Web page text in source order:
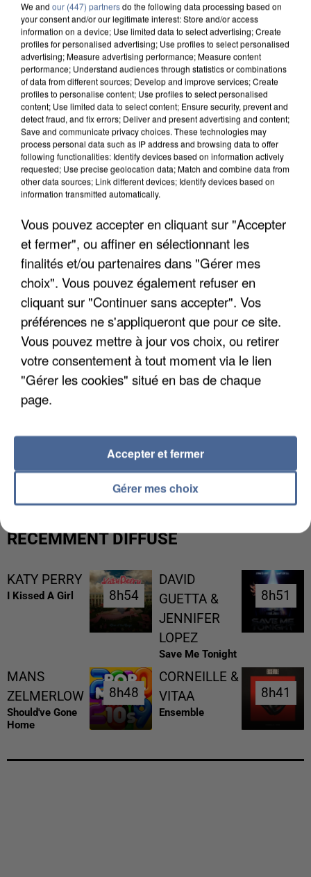
L’UN DES FONDATEURS SUPPOSÉS DE LA DZ
MAFIA INTERPELLÉ EN ALGÉRIE
UN SECOND CADRE DE LA DZ MAFIA
INTERPELLÉ EN ALGÉRIE
RÉCEMMENT DIFFUSÉ
KATY PERRY
I Kissed A Girl 8h54
8h54
DAVID
GUETTA &
JENNIFER
LOPEZ
Save Me Tonight
8h51
8h51
MANS
ZELMERLOW
Should've Gone
Home
8h48
8h48
CORNEILLE &
VITAA
Ensemble
8h41
8h41
We and our (447) partnersdo the following data processing based on
your consent and/or our legitimate interest: Store and/or access
information on a device; Use limited data to select advertising; Create
profiles for personalised advertising; Use profiles to select personalised
advertising; Measure advertising performance; Measure content
performance; Understand audiences through statistics or combinations
of data from different sources; Develop and improve services; Create
profiles to personalise content; Use profiles to select personalised
content; Use limited data to select content; Ensure security, prevent and
detect fraud, and fix errors; Deliver and present advertising and content;
Save and communicate privacy choices. These technologies may
process personal data such as IP address and browsing data to offer
following functionalities: Identify devices based on information actively
requested; Use precise geolocation data; Match and combine data from
other data sources; Link different devices; Identify devices based on
information transmitted automatically.
Vous pouvez accepter en cliquant sur "Accepter
et fermer", ou affiner en sélectionnant les
finalités et/ou partenaires dans "Gérer mes
choix". Vous pouvez également refuser en
cliquant sur "Continuer sans accepter". Vos
préférences ne s'appliqueront que pour ce site.
Vous pouvez mettre à jour vos choix, ou retirer
votre consentement à tout moment via le lien
"Gérer les cookies" situé en bas de chaque
page.
Gérer mes choix
Accepter et fermer